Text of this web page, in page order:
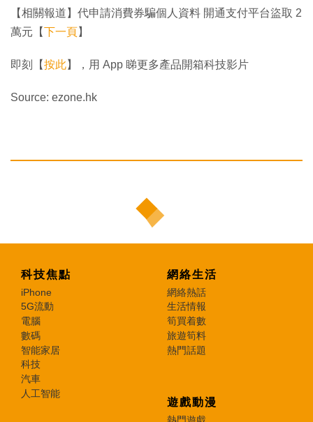
【相關報道】代申請消費券騙個人資料 開通支付平台盜取 2
萬元【下一頁】
即刻【按此】，用 App 睇更多產品開箱科技影片
Source: ezone.hk
科技焦點
iPhone
5G流動
電腦
數碼
智能家居
科技
汽車
人工智能
網絡生活
網絡熱話
生活情報
筍買着數
旅遊筍料
熱門話題
遊戲動漫